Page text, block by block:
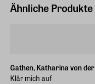
Ähnliche Produkte
Gathen, Katharina von der
Klär mich auf